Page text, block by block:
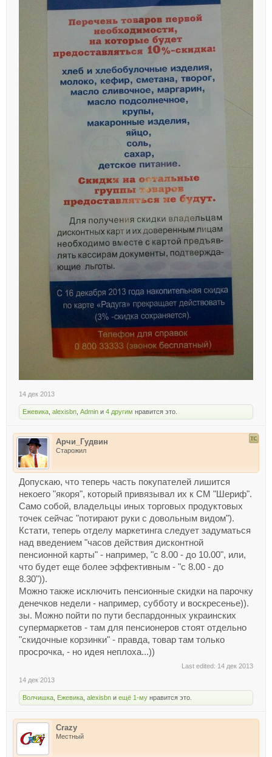
14 дек 2013
Ежевика alexisbn Admin и 4 другим нравится это.
Арчи_Гудвин
Старожил
Допускаю, что теперь часть покупателей лишится
некоего "якоря", который привязывал их к СМ "Шериф".
Само собой, владельцы иных торговых продуктовых
точек сейчас "потирают руки с довольным видом").
Кстати, теперь отделу маркетинга следует задуматься
над введением "часов действия дисконтной
пенсионной карты" - например, "с 8.00 - до 10.00", или,
что будет еще более эффективным - "с 8.00 - до
8.30")).
Можно также исключить пенсионные скидки на парочку
денечков недели - например, субботу и воскресенье)).
зы. Можно пойти по пути беспардонных украинских
супермаркетов - там для пенсионеров стоят отдельно
"скидочные корзинки" - правда, товар там только
просрочка, - но идея неплоха...))
Last edited: 14 дек 2013
14 дек 2013
Волчишка Ежевика alexisbn и ещё 1-му нравится это.
Crazy
Местный